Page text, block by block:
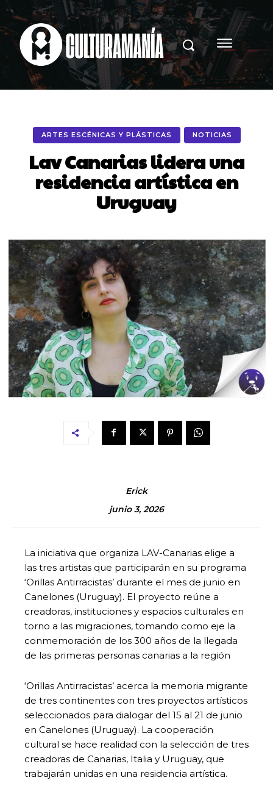
ARTES ESCÉNICAS Y PLÁSTICAS NOTICIAS
Lav Canarias lidera una
residencia artística en
Uruguay
Erick
junio 3, 2026
La iniciativa que organiza LAV-Canarias elige a
las tres artistas que participarán en su programa
‘Orillas Antirracistas’ durante el mes de junio en
Canelones (Uruguay). El proyecto reúne a
creadoras, instituciones y espacios culturales en
torno a las migraciones, tomando como eje la
conmemoración de los 300 años de la llegada
de las primeras personas canarias a la región
‘Orillas Antirracistas’ acerca la memoria migrante
de tres continentes con tres proyectos artísticos
seleccionados para dialogar del 15 al 21 de junio
en Canelones (Uruguay). La cooperación
cultural se hace realidad con la selección de tres
creadoras de Canarias, Italia y Uruguay, que
trabajarán unidas en una residencia artística.